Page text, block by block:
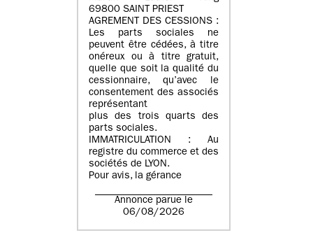
69800 SAINT PRIEST
AGREMENT DES CESSIONS :
Les parts sociales ne
peuvent être cédées, à titre
onéreux ou à titre gratuit,
quelle que soit la qualité du
cessionnaire, qu’avec le
consentement des associés
représentant
plus des trois quarts des
parts sociales.
IMMATRICULATION : Au
registre du commerce et des
sociétés de LYON.
Pour avis, la gérance
Annonce parue le
06/08/2026